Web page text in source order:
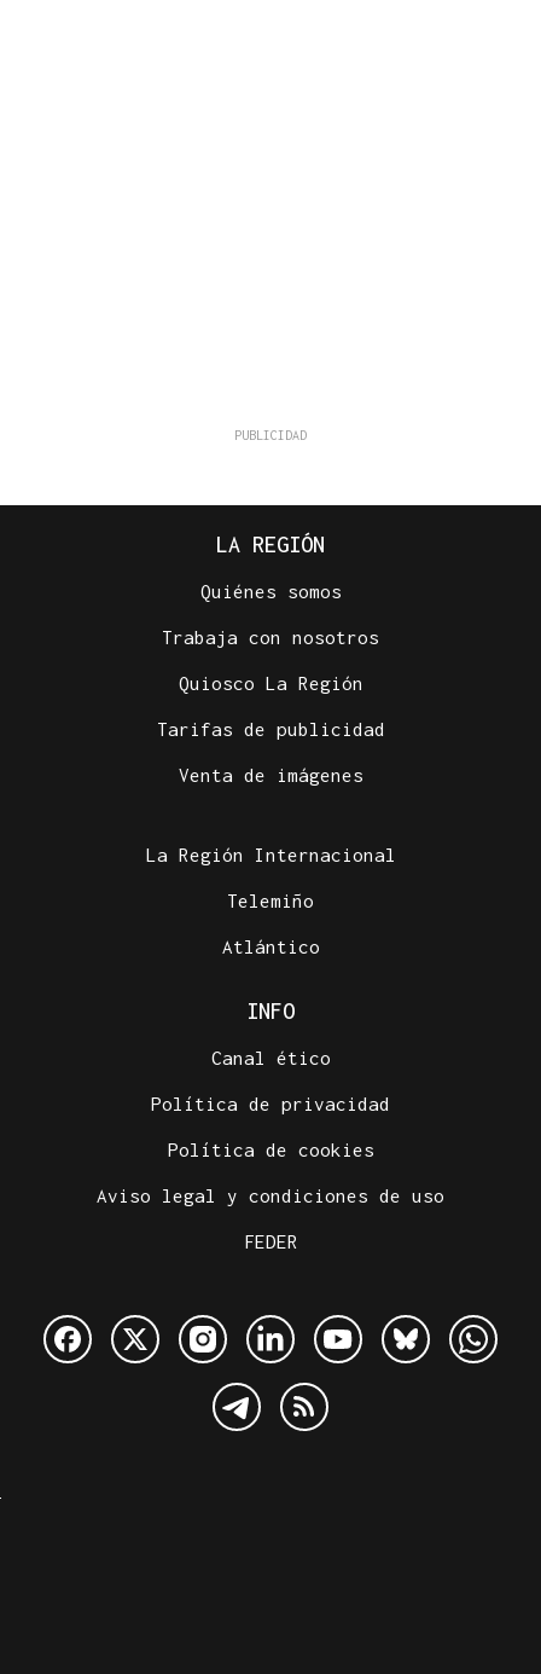
LA REGIÓN
Quiénes somos
Trabaja con nosotros
Quiosco La Región
Tarifas de publicidad
Venta de imágenes
La Región Internacional
Telemiño
Atlántico
INFO
Canal ético
Política de privacidad
Política de cookies
Aviso legal y condiciones de uso
FEDER